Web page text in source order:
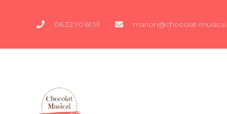
06.32.90.61.91 marion@chocolat-